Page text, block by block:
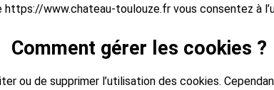
https://www.chateau-toulouze.fr vous consentez à
Comment gérer les cookies ?
ou de supprimer l’utilisation des cookies.